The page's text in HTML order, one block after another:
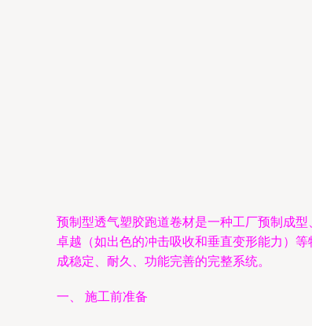
预制型透气塑胶跑道卷材是一种工厂预制成
卓越（如出色的冲击吸收和垂直变形能力）
成稳定、耐久、功能完善的完整系统。
一、 施工前准备